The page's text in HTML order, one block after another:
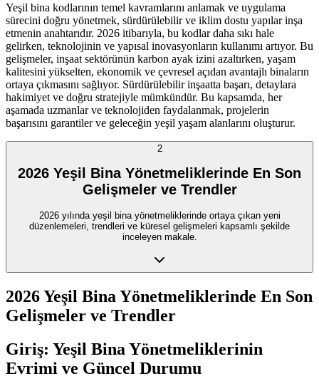
Yeşil bina kodlarının temel kavramlarını anlamak ve uygulama
sürecini doğru yönetmek, sürdürülebilir ve iklim dostu yapılar inşa
etmenin anahtarıdır. 2026 itibarıyla, bu kodlar daha sıkı hale
gelirken, teknolojinin ve yapısal inovasyonların kullanımı artıyor. Bu
gelişmeler, inşaat sektörünün karbon ayak izini azaltırken, yaşam
kalitesini yükselten, ekonomik ve çevresel açıdan avantajlı binaların
ortaya çıkmasını sağlıyor. Sürdürülebilir inşaatta başarı, detaylara
hakimiyet ve doğru stratejiyle mümkündür. Bu kapsamda, her
aşamada uzmanlar ve teknolojiden faydalanmak, projelerin
başarısını garantiler ve geleceğin yeşil yaşam alanlarını oluşturur.
2
2026 Yeşil Bina Yönetmeliklerinde En Son
Gelişmeler ve Trendler
2026 yılında yeşil bina yönetmeliklerinde ortaya çıkan yeni
düzenlemeleri, trendleri ve küresel gelişmeleri kapsamlı şekilde
inceleyen makale.
2026 Yeşil Bina Yönetmeliklerinde En Son
Gelişmeler ve Trendler
Giriş: Yeşil Bina Yönetmeliklerinin
Evrimi ve Güncel Durumu